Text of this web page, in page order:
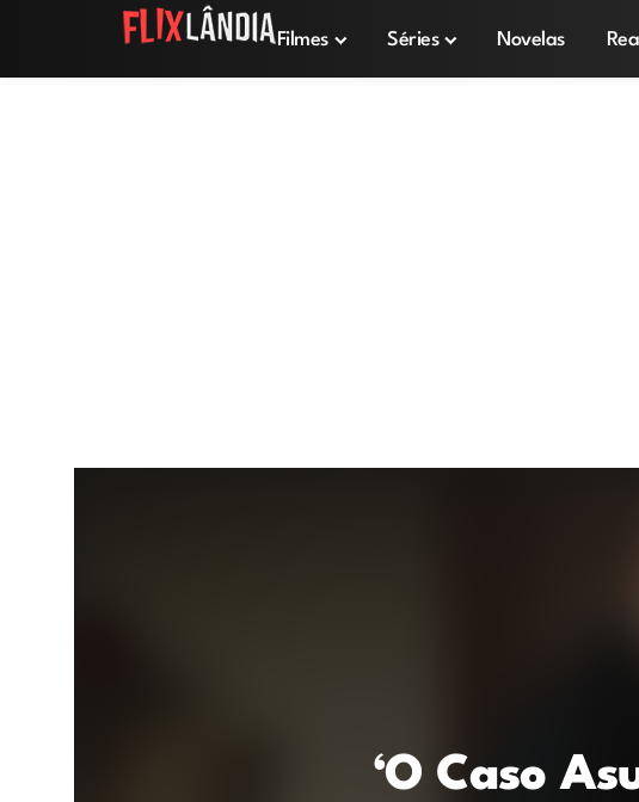
Filmes Séries Novelas
‘O Caso